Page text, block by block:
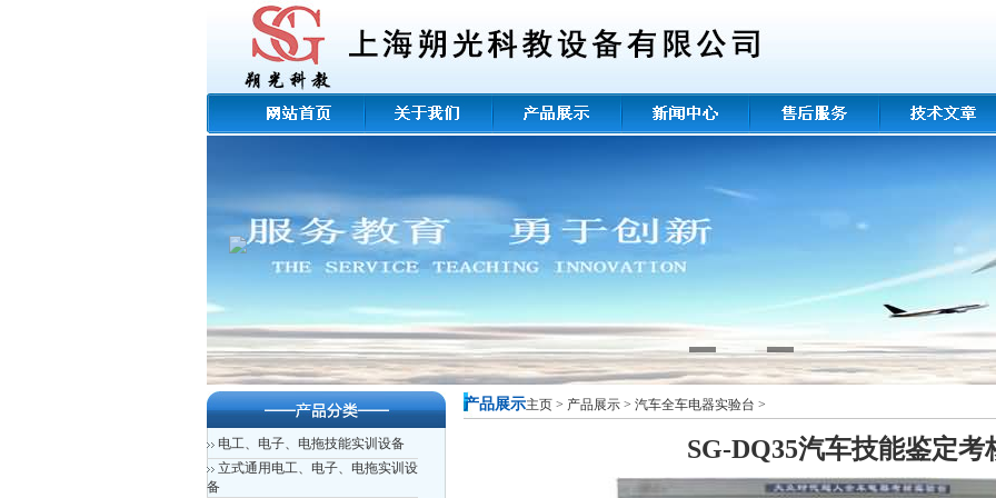
电工、电子、电拖技能实训设备
立式通用电工、电子、电拖实训设
备
产品展示主页 > 产品展示 > 汽车全车电器实验台 >
SG-DQ35汽车技能鉴定考